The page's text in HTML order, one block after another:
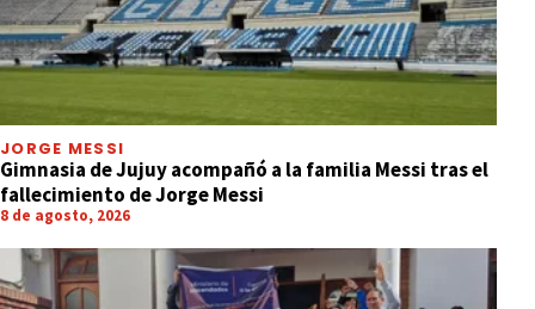
JORGE MESSI
Gimnasia de Jujuy acompañó a la familia Messi tras el
fallecimiento de Jorge Messi
8 de agosto, 2026